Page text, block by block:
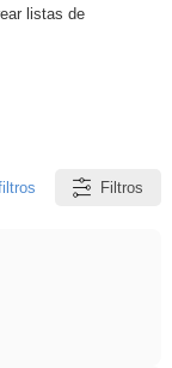
listas de
Filtros